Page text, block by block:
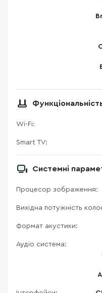
Wi-Fi:
Smart TV:
Системні
Процесор зображення:
Вихідна потужність
Формат акустики:
Аудіо система: